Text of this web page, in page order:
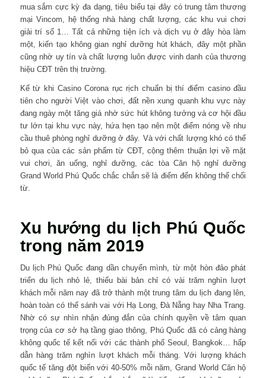
mua sắm cực kỳ đa dạng, tiêu biểu tại đây có trung tâm thương
mại Vincom, hệ thống nhà hàng chất lượng, các khu vui chơi
giải trí số 1… Tất cả những tiện ích và dịch vụ ở đây hòa làm
một, kiến tạo không gian nghỉ dưỡng hút khách, đây một phần
cũng nhờ uy tín và chất lượng luôn được vinh danh của thương
hiệu CĐT trên thị trường.
Kể từ khi Casino Corona rục rịch chuẩn bị thí điểm casino đầu
tiên cho người Việt vào chơi, đất nền xung quanh khu vực này
đang ngày một tăng giá nhờ sức hút không tưởng và cơ hội đầu
tư lớn tại khu vực này, hứa hẹn tạo nên một điểm nóng về nhu
cầu thuê phòng nghỉ dưỡng ở đây. Và với chất lượng khó có thể
bỏ qua của các sản phẩm từ CĐT, cộng thêm thuận lợi về mặt
vui chơi, ăn uống, nghỉ dưỡng, các tòa Căn hộ nghỉ dưỡng
Grand World Phú Quốc chắc chắn sẽ là điểm đến không thể chối
từ.
Xu hướng du lịch Phú Quốc
trong năm 2019
Du lịch Phú Quốc đang dần chuyển mình, từ một hòn đảo phát
triển du lịch nhỏ lẻ, thiếu bài bản chỉ có vài trăm nghìn lượt
khách mỗi năm nay đã trở thành một trung tâm du lịch đang lên,
hoàn toàn có thể sánh vai với Hạ Long, Đà Nẵng hay Nha Trang.
Nhờ có sự nhìn nhận đúng đắn của chính quyền về tâm quan
trọng của cơ sở hạ tầng giao thông, Phú Quốc đã có cảng hàng
không quốc tế kết nối với các thành phố Seoul, Bangkok… hấp
dẫn hàng trăm nghìn lượt khách mỗi tháng. Với lượng khách
quốc tế tăng đột biến với 40-50% mỗi năm, Grand World Căn hộ